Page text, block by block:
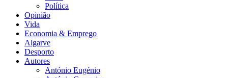
Política
Opinião
Vida
Economia & Emprego
Algarve
Desporto
Autores
António Eugénio